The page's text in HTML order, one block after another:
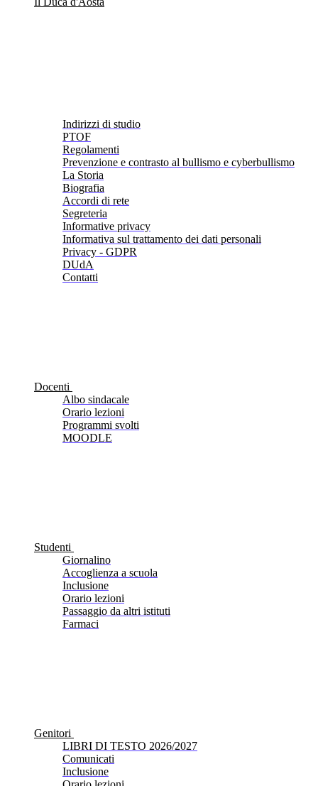
Indirizzi di studio
PTOF
Regolamenti
Prevenzione e contrasto al bullismo e cyberbullismo
La Storia
Biografia
Accordi di rete
Segreteria
Informative privacy
Informativa sul trattamento dei dati personali
Privacy - GDPR
DUdA
Contatti
Docenti
Albo sindacale
Orario lezioni
Programmi svolti
MOODLE
Studenti
Giornalino
Accoglienza a scuola
Inclusione
Orario lezioni
Passaggio da altri istituti
Farmaci
Genitori
LIBRI DI TESTO 2026/2027
Comunicati
Inclusione